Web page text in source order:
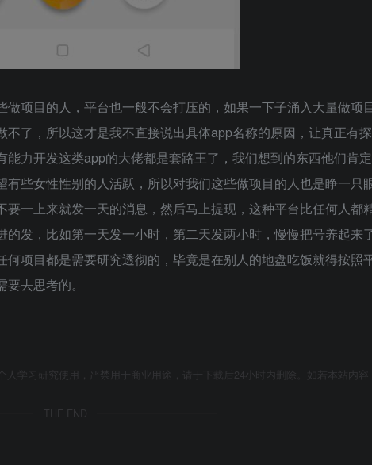
项目的人，平台也一般不会打压的，如果一下子涌入大量做项
了，所以这才是我不直接说出具体app名称的原因，让真正有探
力开发这类app的大佬都是套路王了，我们想到的东西他们肯定
些女性性别的人活跃，所以对我们这些做项目的人也是睁一只
一上来就发一天的消息，然后马上提现，这种平台比任何人都
发，比如第一天发一小时，第二天发两小时，慢慢把号养起来
项目都是需要研究透彻的，毕竟是在别人的地盘吃饭就得按照
去思考的。
学习研究使用，严禁用于商业用途，请于下载后24小时内删除。如若本站内容
THE END